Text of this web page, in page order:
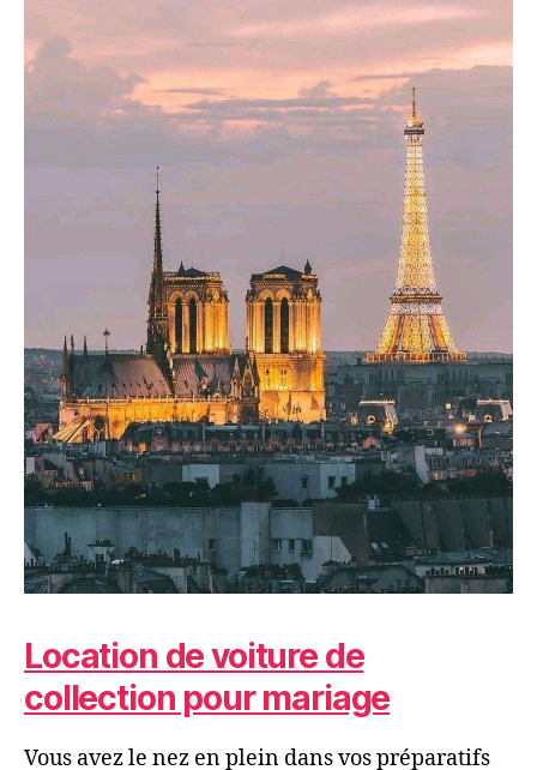
Location de voiture de
collection pour mariage
Vous avez le nez en plein dans vos préparatifs